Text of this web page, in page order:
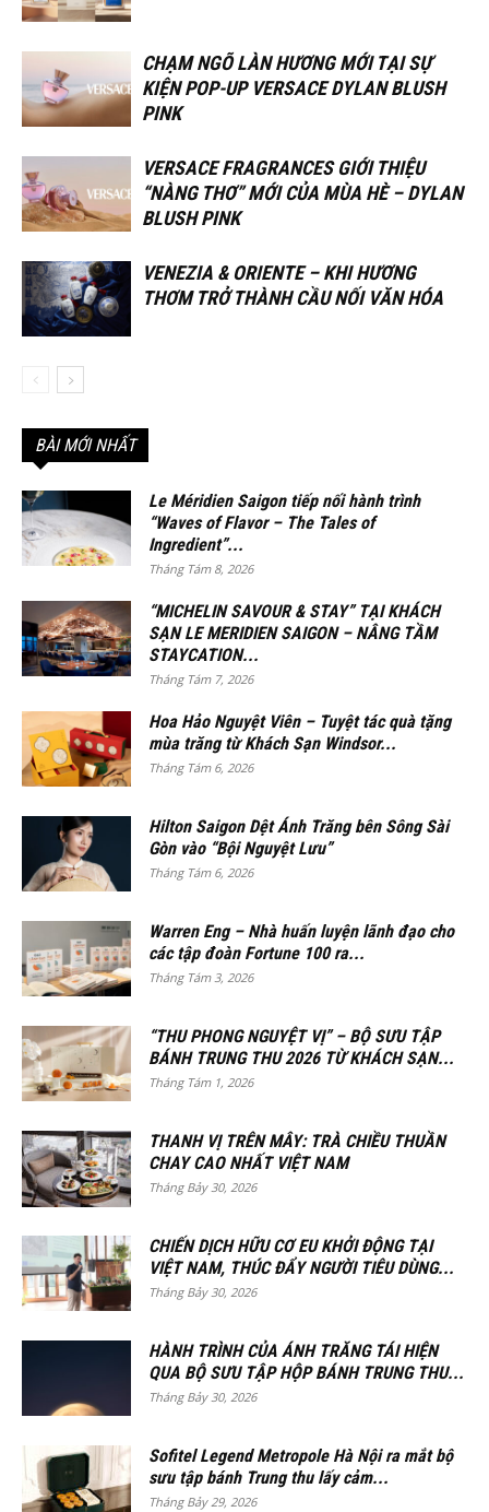
CHẠM NGÕ LÀN HƯƠNG MỚI TẠI SỰ
KIỆN POP-UP VERSACE DYLAN BLUSH
PINK
VERSACE FRAGRANCES GIỚI THIỆU
“NÀNG THƠ” MỚI CỦA MÙA HÈ – DYLAN
BLUSH PINK
VENEZIA & ORIENTE – KHI HƯƠNG
THƠM TRỞ THÀNH CẦU NỐI VĂN HÓA
BÀI MỚI NHẤT
Le Méridien Saigon tiếp nối hành trình
“Waves of Flavor – The Tales of
Ingredient”...
Tháng Tám 8, 2026
“MICHELIN SAVOUR & STAY” TẠI KHÁCH
SẠN LE MERIDIEN SAIGON – NÂNG TẦM
STAYCATION...
Tháng Tám 7, 2026
Hoa Hảo Nguyệt Viên – Tuyệt tác quà tặng
mùa trăng từ Khách Sạn Windsor...
Tháng Tám 6, 2026
Hilton Saigon Dệt Ánh Trăng bên Sông Sài
Gòn vào “Bội Nguyệt Lưu”
Tháng Tám 6, 2026
Warren Eng – Nhà huấn luyện lãnh đạo cho
các tập đoàn Fortune 100 ra...
Tháng Tám 3, 2026
“THU PHONG NGUYỆT VỊ” – BỘ SƯU TẬP
BÁNH TRUNG THU 2026 TỪ KHÁCH SẠN...
Tháng Tám 1, 2026
THANH VỊ TRÊN MÂY: TRÀ CHIỀU THUẦN
CHAY CAO NHẤT VIỆT NAM
Tháng Bảy 30, 2026
CHIẾN DỊCH HỮU CƠ EU KHỞI ĐỘNG TẠI
VIỆT NAM, THÚC ĐẨY NGƯỜI TIÊU DÙNG...
Tháng Bảy 30, 2026
HÀNH TRÌNH CỦA ÁNH TRĂNG TÁI HIỆN
QUA BỘ SƯU TẬP HỘP BÁNH TRUNG THU...
Tháng Bảy 30, 2026
Sofitel Legend Metropole Hà Nội ra mắt bộ
sưu tập bánh Trung thu lấy cảm...
Tháng Bảy 29, 2026